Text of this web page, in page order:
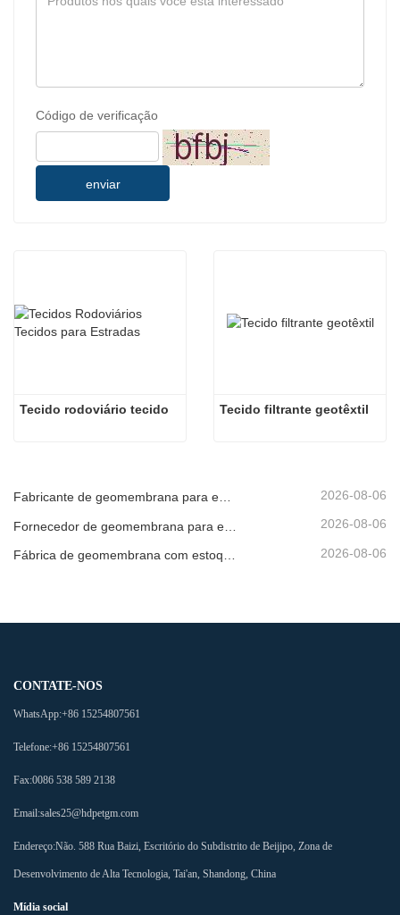
Código de verificação
enviar
Tecido rodoviário tecido Tecido filtrante geotêxtil
Fabricante de geomembrana para entrega de projetos 2026-08-06
2026-08-06
2026-08-06
CONTATE-NOS
WhatsApp:+86 15254807561
Telefone:+86 15254807561
Fax:0086 538 589 2138
Email:sales25@hdpetgm.com
Endereço:Não. 588 Rua Baizi, Escritório do Subdistrito de Beijipo, Zona de
Desenvolvimento de Alta Tecnologia, Tai'an, Shandong, China
Mídia social